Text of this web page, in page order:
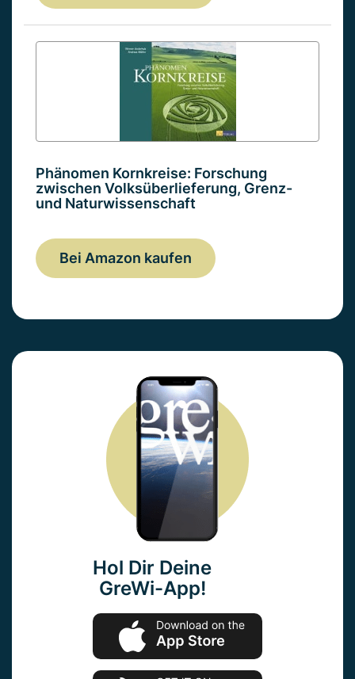
Phänomen Kornkreise: Forschung
zwischen Volksüberlieferung, Grenz-
und Naturwissenschaft
Bei Amazon kaufen
Hol Dir Deine
GreWi-App!